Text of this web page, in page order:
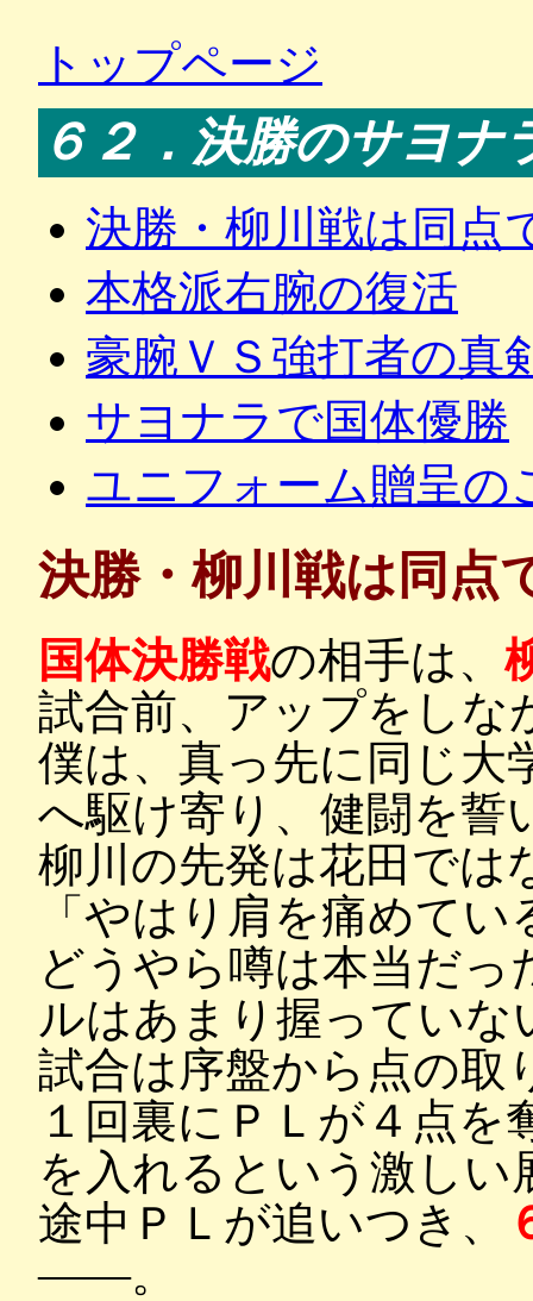
トップページ
６２．決勝のサヨナ
決勝・柳川戦は同点
本格派右腕の復活
豪腕ＶＳ強打者の真
サヨナラで国体優勝
ユニフォーム贈呈の
決勝・柳川戦は同点
国体決勝戦の相手は、
試合前、アップをしな
僕は、真っ先に同じ大
へ駆け寄り、健闘を誓
柳川の先発は花田では
「やはり肩を痛めて
どうやら噂は本当だ
ルはあまり握っていな
試合は序盤から点の取
１回裏にＰＬが４点
を入れるという激しい
途中ＰＬが追いつき、
――。